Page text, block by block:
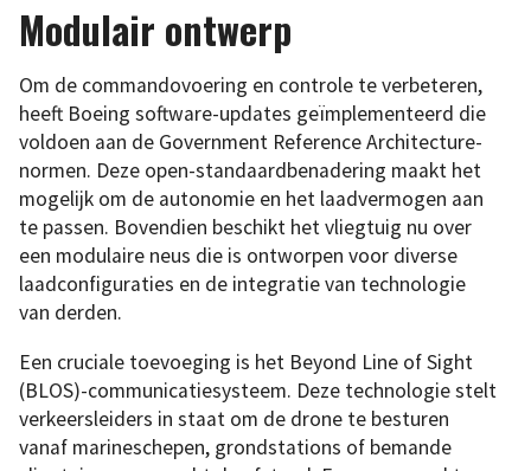
Modulair ontwerp
Om de commandovoering en controle te verbeteren,
heeft Boeing software-updates geïmplementeerd die
voldoen aan de Government Reference Architecture-
normen. Deze open-standaardbenadering maakt het
mogelijk om de autonomie en het laadvermogen aan
te passen. Bovendien beschikt het vliegtuig nu over
een modulaire neus die is ontworpen voor diverse
laadconfiguraties en de integratie van technologie
van derden.
Een cruciale toevoeging is het Beyond Line of Sight
(BLOS)-communicatiesysteem. Deze technologie stelt
verkeersleiders in staat om de drone te besturen
vanaf marineschepen, grondstations of bemande